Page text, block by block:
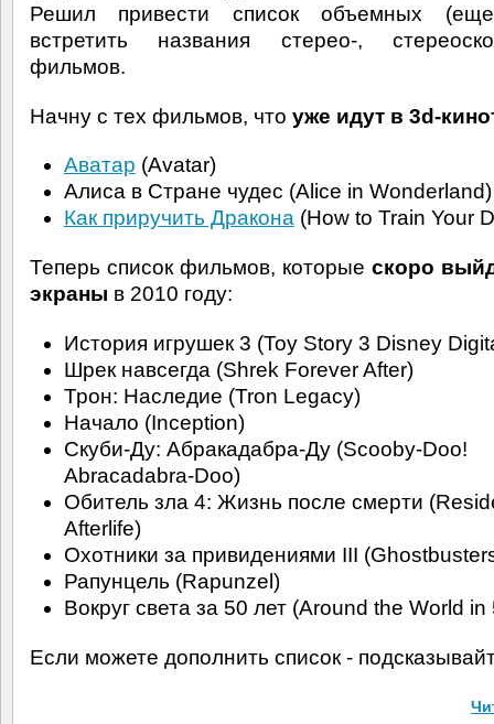
Решил привести список объемных
встретить названия стерео-,
фильмов.
Начну с тех фильмов, что уже идут в 3d-
Аватар (Avatar)
Алиса в Стране чудес (Alice in Wonderland)
Как приручить Дракона(How to Train Your
Теперь список фильмов, которые скоро
экраны в 2010 году:
История игрушек 3 (Toy Story 3 Disney
Шрек навсегда (Shrek Forever After)
Трон: Наследие (Tron Legacy)
Начало (Inception)
Скуби-Ду: Абракадабра-Ду (Scooby-Doo!
Abracadabra-Doo)
Обитель зла 4: Жизнь после смерти
Afterlife)
Охотники за привидениями III
Рапунцель (Rapunzel)
Вокруг света за 50 лет (Around the World in
Если можете дополнить список -